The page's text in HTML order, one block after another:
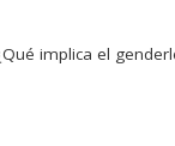
implica el